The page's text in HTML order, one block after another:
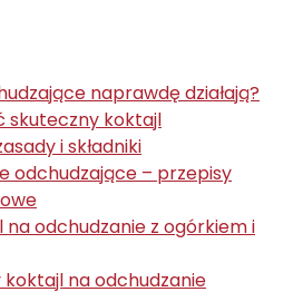
naprawdę działają?
skuteczny koktajl
i składniki
odchudzające – przepisy
na odchudzanie z ogórkiem i
na odchudzanie